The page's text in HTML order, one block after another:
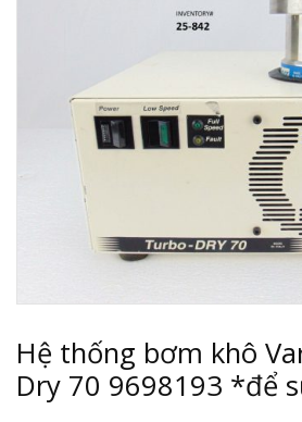
Hệ thống bơm khô
Dry 70 9698193 *để